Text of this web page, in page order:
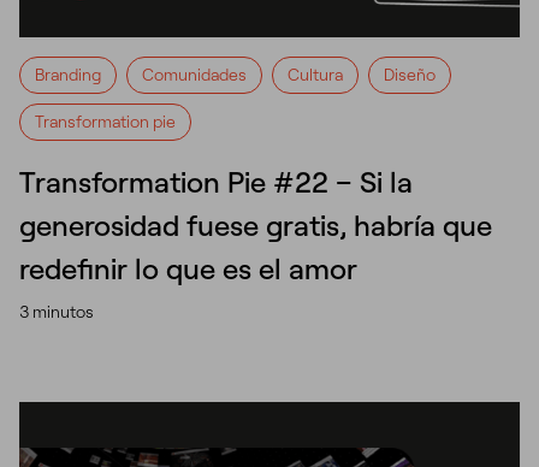
Branding Comunidades Cultura Diseño
Transformation pie
Transformation Pie #22 – Si la
generosidad fuese gratis, habría que
redefinir lo que es el amor
3 minutos